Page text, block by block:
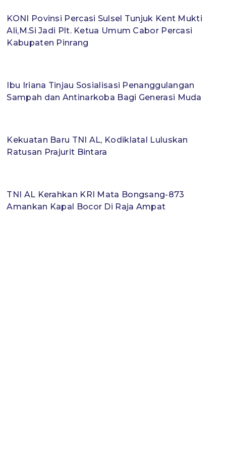
KONI Povinsi Percasi Sulsel Tunjuk Kent Mukti
Ali,M.Si Jadi Plt. Ketua Umum Cabor Percasi
Kabupaten Pinrang
Ibu Iriana Tinjau Sosialisasi Penanggulangan
Sampah dan Antinarkoba Bagi Generasi Muda
Kekuatan Baru TNI AL, Kodiklatal Luluskan
Ratusan Prajurit Bintara
TNI AL Kerahkan KRI Mata Bongsang-873
Amankan Kapal Bocor Di Raja Ampat